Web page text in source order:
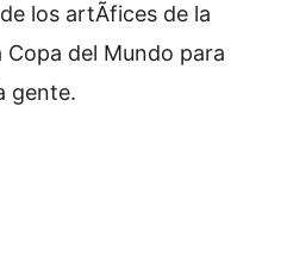
los artÃ­fices de la
del Mundo para
gente.